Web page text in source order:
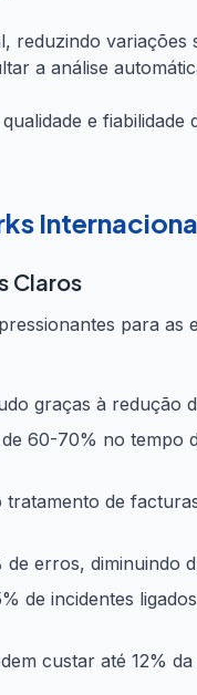
a análise
e
Claros
para
graças à redução
60-70% no tempo
de
de erros, diminuindo
de incidentes
custar até 12%